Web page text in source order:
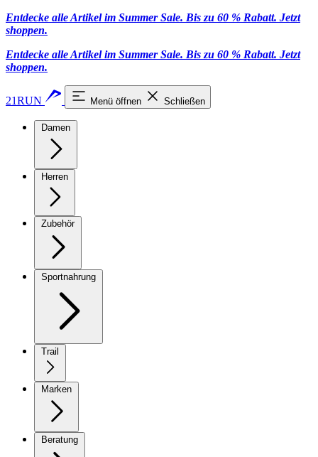
Entdecke alle Artikel im Summer Sale. Bis zu 60 % Rabatt. Jetzt
shoppen.
Entdecke alle Artikel im Summer Sale. Bis zu 60 % Rabatt. Jetzt
shoppen.
21RUN Menü öffnen Schließen
Damen
Herren
Zubehör
Sportnahrung
Trail
Marken
Beratung